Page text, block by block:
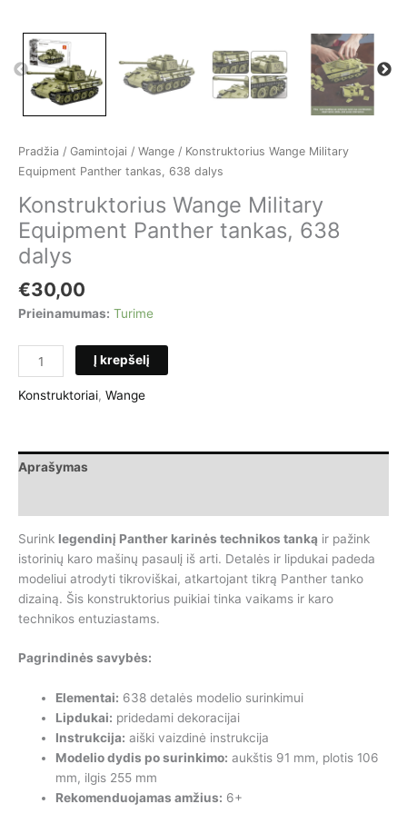
Pradžia / Gamintojai / Wange / Konstruktorius Wange Military
Equipment Panther tankas, 638 dalys
Konstruktorius Wange Military
Equipment Panther tankas, 638
dalys
€30,00
Prieinamumas: Turime
produkto
kiekis:
Konstruktorius
Equipment
Panther
638
dalys
Į krepšelį
Konstruktoriai, Wange
Aprašymas
Surink legendinį Panther karinės technikos tanką ir pažink
istorinių karo mašinų pasaulį iš arti. Detalės ir lipdukai padeda
modeliui atrodyti tikroviškai, atkartojant tikrą Panther tanko
dizainą. Šis konstruktorius puikiai tinka vaikams ir karo
technikos entuziastams.
Pagrindinės savybės:
Elementai: 638 detalės modelio surinkimui
Lipdukai: pridedami dekoracijai
Instrukcija: aiški vaizdinė instrukcija
Modelio dydis po surinkimo: aukštis 91 mm, plotis 106
mm, ilgis 255 mm
Rekomenduojamas amžius: 6+